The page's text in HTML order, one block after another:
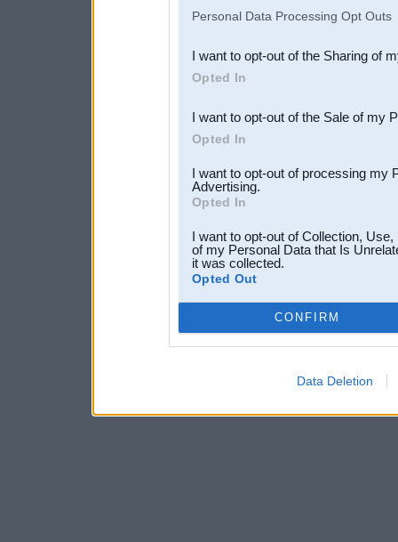
Downstream Participants
third parties.
Personal Data Processing Opt Outs
I want to opt-out of the Sharing of
Opted In
I want to opt-out of the Sale of my
Opted In
I want to opt-out of processing my
Advertising.
Opted In
I want to opt-out of Collection,
of my Personal Data that Is
it was collected.
Opted Out
CONFIRM
Data Deletion